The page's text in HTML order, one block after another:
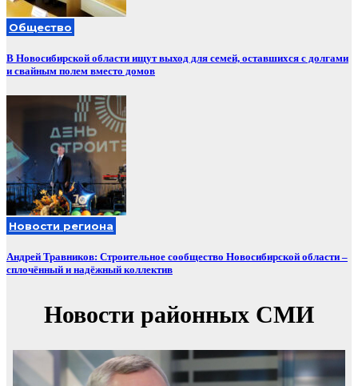
Общество
В Новосибирской области ищут выход для семей, оставшихся с долгами
и свайным полем вместо домов
Новости региона
Андрей Травников: Строительное сообщество Новосибирской области –
сплочённый и надёжный коллектив